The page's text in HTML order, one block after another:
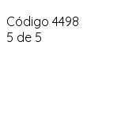
Código 4498
5 de 5